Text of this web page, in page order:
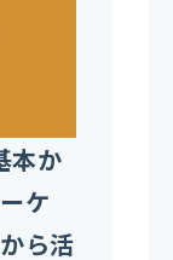
本か
ケ
ら活